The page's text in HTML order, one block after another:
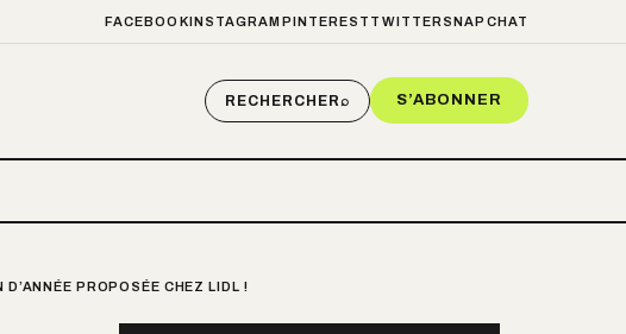
FACEBOOKINSTAGRAM PINTEREST TWITTER SNAPCHAT
RECHERCHER⌕ S’ABONNER
PROPOSÉE CHEZ LIDL !